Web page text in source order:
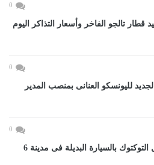
0
قطار تالجو الفاخر وأسعار التذاكر اليوم
0
لليونسكو العنانى بمنصب المدير
0
بدء تلقى طلبات إحلال التوكتوك بالسيارة البديلة فى مدينة 6